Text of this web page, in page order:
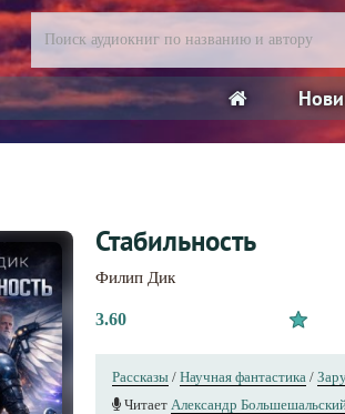
Стабильность
Филип Дик
3.60
Рассказы / Научная фантастика /
Читает Александр